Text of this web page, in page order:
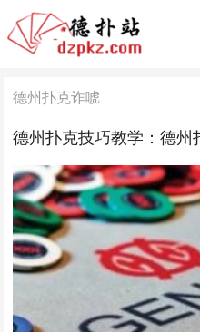
德州扑克诈唬
德州扑克技巧教学：德州